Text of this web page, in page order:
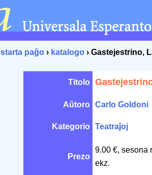
starta paĝo › katalogo › Gastejestrino,
Titolo
Aŭtoro Carlo Goldoni
Kategorio Teatraĵoj
Prezo
9.00 €, sesona
ekz.